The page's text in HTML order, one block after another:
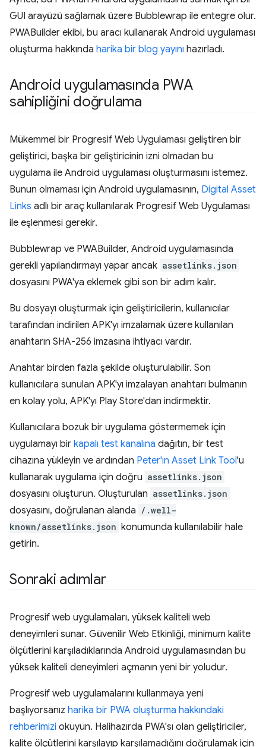
GUI arayüzü sağlamak üzere Bubblewrap ile entegre olur.
PWABuilder ekibi, bu aracı kullanarak Android uygulaması
oluşturma hakkında harika bir blog yayını hazırladı.
Android uygulamasında PWA
sahipliğini doğrulama
Mükemmel bir Progresif Web Uygulaması geliştiren bir
geliştirici, başka bir geliştiricinin izni olmadan bu
uygulama ile Android uygulaması oluşturmasını istemez.
Bunun olmaması için Android uygulamasının, Digital Asset
Links adlı bir araç kullanılarak Progresif Web Uygulaması
ile eşlenmesi gerekir.
Bubblewrap ve PWABuilder, Android uygulamasında
gerekli yapılandırmayı yapar ancak assetlinks.json
dosyasını PWA'ya eklemek gibi son bir adım kalır.
Bu dosyayı oluşturmak için geliştiricilerin, kullanıcılar
tarafından indirilen APK'yı imzalamak üzere kullanılan
anahtarın SHA-256 imzasına ihtiyacı vardır.
Anahtar birden fazla şekilde oluşturulabilir. Son
kullanıcılara sunulan APK'yı imzalayan anahtarı bulmanın
en kolay yolu, APK'yı Play Store'dan indirmektir.
Kullanıcılara bozuk bir uygulama göstermemek için
uygulamayı bir kapalı test kanalına dağıtın, bir test
cihazına yükleyin ve ardından Peter'ın Asset Link Tool'u
kullanarak uygulama için doğru assetlinks.json
dosyasını oluşturun. Oluşturulan assetlinks.json
dosyasını, doğrulanan alanda /.well-
known/assetlinks.json konumunda kullanılabilir hale
getirin.
Sonraki adımlar
Progresif web uygulamaları, yüksek kaliteli web
deneyimleri sunar. Güvenilir Web Etkinliği, minimum kalite
ölçütlerini karşıladıklarında Android uygulamasından bu
yüksek kaliteli deneyimleri açmanın yeni bir yoludur.
Progresif web uygulamalarını kullanmaya yeni
başlıyorsanız harika bir PWA oluşturma hakkındaki
rehberimizi okuyun. Halihazırda PWA'sı olan geliştiriciler,
kalite ölçütlerini karşılayıp karşılamadığını doğrulamak için